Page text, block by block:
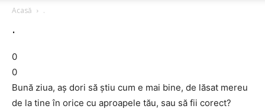
Acasă
.
.
0
0
Bună ziua, aş dori să ştiu cum e mai bine, de lăsat mereu
de la tine în orice cu aproapele tău, sau să fii corect?